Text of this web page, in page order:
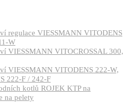
regulace VIESSMANN VITODENS
W
VIESSMANN VITOCROSSAL 300,
VIESSMANN VITODENS 222-W,
222-F / 242-F
kotlů ROJEK KTP na
na pelety